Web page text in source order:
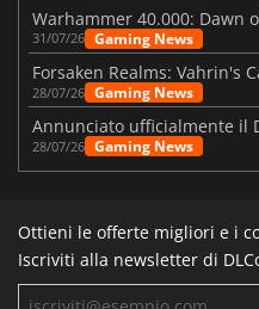
31/07/26 Gaming News
28/07/26 Gaming News
28/07/26 Gaming News
Ottieni le offerte migliori e i
Iscriviti alla newsletter di